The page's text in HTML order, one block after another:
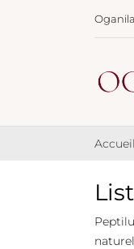
Accueil